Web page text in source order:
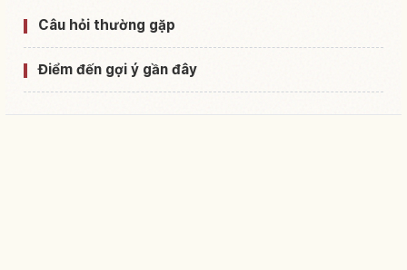
Câu hỏi thường gặp
Điểm đến gợi ý gần đây